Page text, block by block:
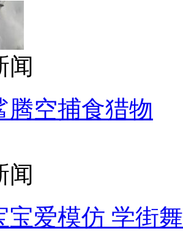
闻
腾空捕食猎物
闻
宝爱模仿 学街